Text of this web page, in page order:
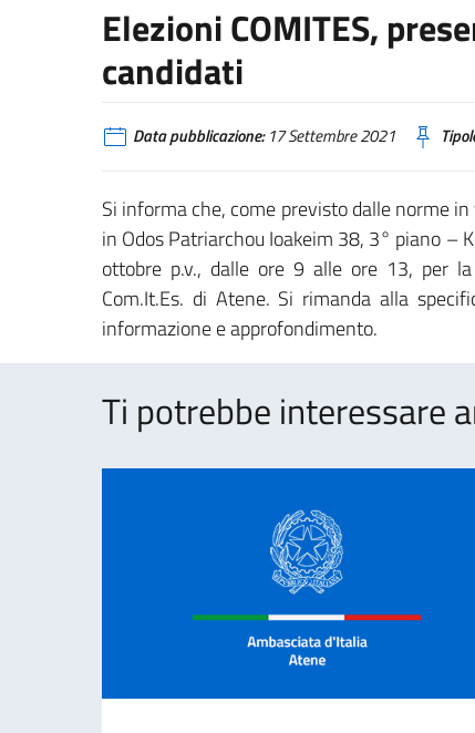
Elezioni COMITES,
candidati
Data pubblicazione:17 Settembre 2021
Si informa che, come previsto dalle norme
in Odos Patriarchou Ioakeim 38, 3° piano –
ottobre p.v., dalle ore 9 alle ore 13, per
Com.It.Es. di Atene. Si rimanda alla
informazione e approfondimento.
Ti potrebbe interessare